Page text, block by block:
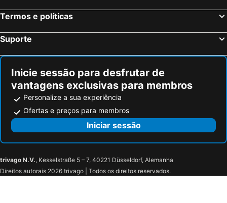
Termos e políticas
Suporte
Inicie sessão para desfrutar de
vantagens exclusivas para membros
Personalize a sua experiência
Ofertas e preços para membros
Iniciar sessão
trivago N.V., Kesselstraße 5 – 7, 40221 Düsseldorf, Alemanha
Direitos autorais 2026 trivago | Todos os direitos reservados.